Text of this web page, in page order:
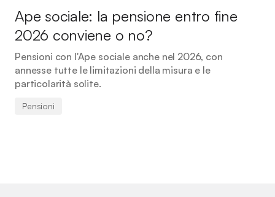
Ape sociale: la pensione entro fine
2026 conviene o no?
Pensioni con l'Ape sociale anche nel 2026, con
annesse tutte le limitazioni della misura e le
particolarità solite.
Pensioni